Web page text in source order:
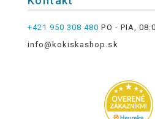
+421 950 308 480 PO - PIA,
info@kokiskashop.sk